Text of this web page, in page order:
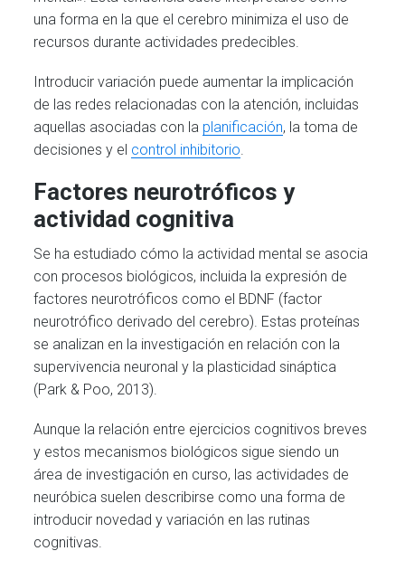
una forma en la que el cerebro minimiza el uso de
recursos durante actividades predecibles.
Introducir variación puede aumentar la implicación
de las redes relacionadas con la atención, incluidas
aquellas asociadas con la planificación, la toma de
decisiones y el control inhibitorio.
Factores neurotróficos y
actividad cognitiva
Se ha estudiado cómo la actividad mental se asocia
con procesos biológicos, incluida la expresión de
factores neurotróficos como el BDNF (factor
neurotrófico derivado del cerebro). Estas proteínas
se analizan en la investigación en relación con la
supervivencia neuronal y la plasticidad sináptica
(Park & Poo, 2013).
Aunque la relación entre ejercicios cognitivos breves
y estos mecanismos biológicos sigue siendo un
área de investigación en curso, las actividades de
neuróbica suelen describirse como una forma de
introducir novedad y variación en las rutinas
cognitivas.